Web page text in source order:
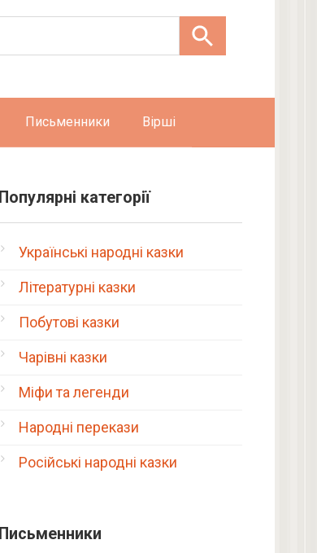
Письменники Вірші
Популярні категорії
Українські народні казки
Літературні казки
Побутові казки
Чарівні казки
Міфи та легенди
Народні перекази
Російські народні казки
Письменники